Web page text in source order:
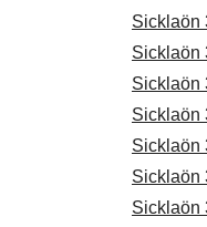
Sicklaön
Sicklaön
Sicklaön
Sicklaön
Sicklaön
Sicklaön
Sicklaön